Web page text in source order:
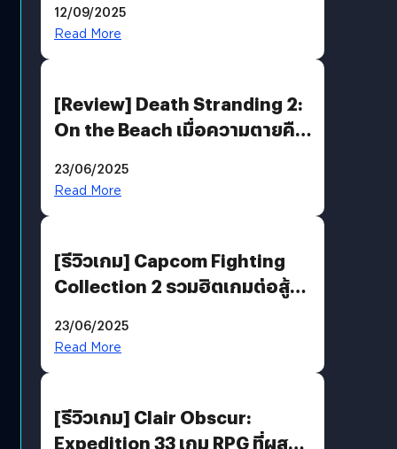
12/09/2025
Read More
[Review] Death Stranding 2:
On the Beach เมื่อความตายคือ
พันธะสุดท้ายของมนุษย์
23/06/2025
Read More
[รีวิวเกม] Capcom Fighting
Collection 2 รวมฮิตเกมต่อสู้ใน
23/06/2025
Read More
[รีวิวเกม] Clair Obscur:
Expedition 33 เกม RPG ที่ผสาน